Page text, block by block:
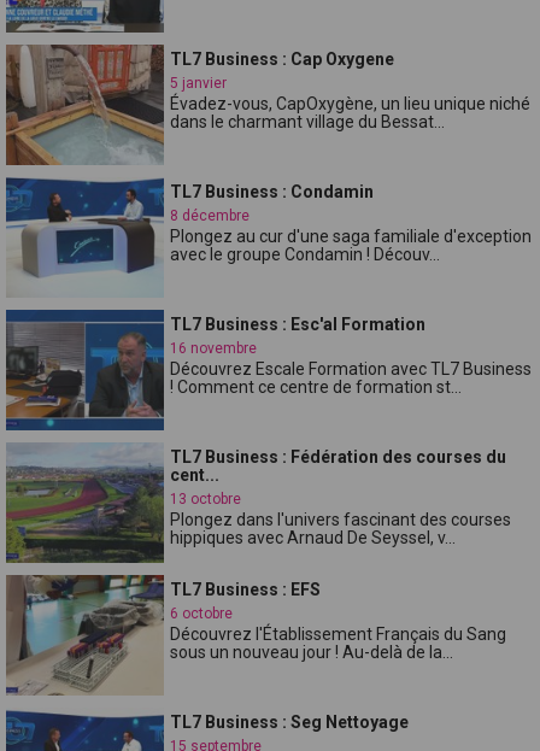
TL7 Business : Cap Oxygene
5 janvier
Évadez-vous, CapOxygène, un lieu unique niché
dans le charmant village du Bessat...
TL7 Business : Condamin
8 décembre
Plongez au cur d'une saga familiale d'exception
avec le groupe Condamin ! Découv...
TL7 Business : Esc'al Formation
16 novembre
Découvrez Escale Formation avec TL7 Business
! Comment ce centre de formation st...
TL7 Business : Fédération des courses du
cent...
13 octobre
Plongez dans l'univers fascinant des courses
hippiques avec Arnaud De Seyssel, v...
TL7 Business : EFS
6 octobre
Découvrez l'Établissement Français du Sang
sous un nouveau jour ! Au-delà de la...
TL7 Business : Seg Nettoyage
15 septembre